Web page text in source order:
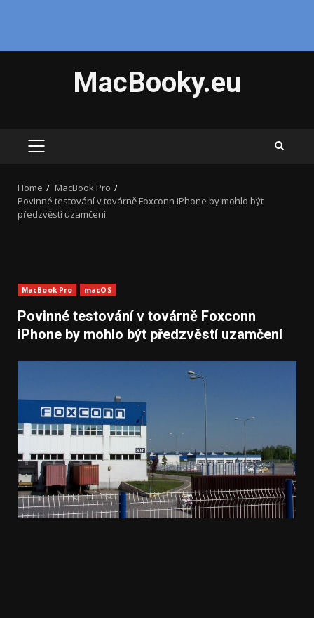
MacBooky.eu
PRIMARY
Home
MacBook Pro
Povinné testování v továrně Foxconn iPhone by mohlo být
předzvěstí uzamčení
MacBook Pro macOS
Povinné testování v továrně Foxconn
iPhone by mohlo být předzvěstí uzamčení